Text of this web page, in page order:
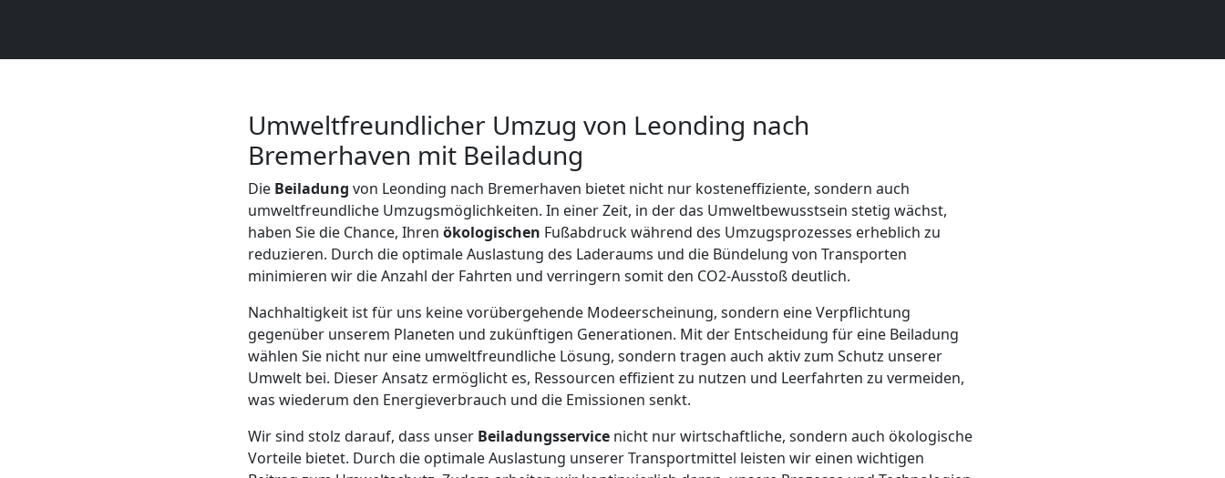
Umweltfreundlicher Umzug von Leonding nach
Bremerhaven mit Beiladung
Die Beiladung von Leonding nach Bremerhaven bietet nicht nur kosteneffiziente, sondern auch
umweltfreundliche Umzugsmöglichkeiten. In einer Zeit, in der das Umweltbewusstsein stetig wächst,
haben Sie die Chance, Ihren ökologischen Fußabdruck während des Umzugsprozesses erheblich zu
reduzieren. Durch die optimale Auslastung des Laderaums und die Bündelung von Transporten
minimieren wir die Anzahl der Fahrten und verringern somit den CO2-Ausstoß deutlich.
Nachhaltigkeit ist für uns keine vorübergehende Modeerscheinung, sondern eine Verpflichtung
gegenüber unserem Planeten und zukünftigen Generationen. Mit der Entscheidung für eine Beiladung
wählen Sie nicht nur eine umweltfreundliche Lösung, sondern tragen auch aktiv zum Schutz unserer
Umwelt bei. Dieser Ansatz ermöglicht es, Ressourcen effizient zu nutzen und Leerfahrten zu vermeiden,
was wiederum den Energieverbrauch und die Emissionen senkt.
Wir sind stolz darauf, dass unser Beiladungsservice nicht nur wirtschaftliche, sondern auch ökologische
Vorteile bietet. Durch die optimale Auslastung unserer Transportmittel leisten wir einen wichtigen